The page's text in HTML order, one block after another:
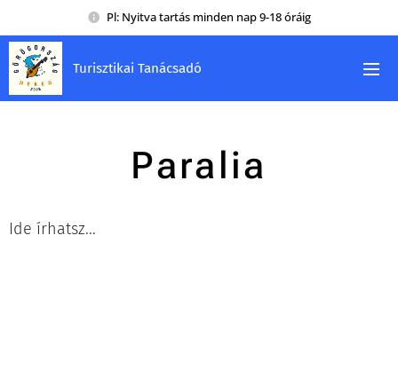
Pl: Nyitva tartás minden nap 9-18 óráig
Turisztikai Tanácsadó
Paralia
Ide írhatsz...